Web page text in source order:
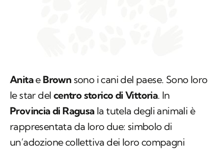
Anitae Brown sono i cani del paese. Sono loro
le star del centro storico di Vittoria. In
Provincia di Ragusa la tutela degli animali è
rappresentata da loro due: simbolo di
un’adozione collettiva dei loro compagni